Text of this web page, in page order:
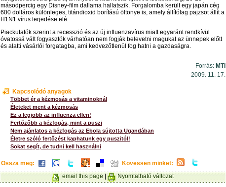
másodpercig egy Disney-film dallama hallatszik. Forgalomba került egy japán cég
600 dolláros különleges, titándioxid borítású öltönye is, amely állítólag pajzsot állít a
H1N1 vírus terjedése elé.
Piackutatók szerint a recesszió és az új influenzavírus miatt egyaránt rendkívül
óvatossá vált fogyasztók várhatóan nem fogják belevetni magukat az ünnepek előtt
és alatti vásárlói forgatagba, ami kedvezőtlenül fog hatni a gazdaságra.
Forrás: MTI
2009. 11. 17.
Kapcsolódó anyagok
Többet ér a kézmosás a vitaminoknál
Életeket ment a kézmosás
Ez a legjobb az influenza ellen!
Fertőzőbb a kézfogás, mint a puszi
Nem ajánlatos a kézfogás az Ebola sújtotta Ugandában
Életre szóló fertőzést kaphatunk egy puszitól!
Sokat segít, de tudni kell használni
Ossza meg:
Kövessen minket:
email this page
Nyomtatható változat